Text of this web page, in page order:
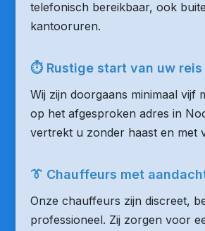
telefonisch bereikbaar, ook
kantooruren.
⏱ Rustige start van uw reis
Wij zijn doorgaans minimaal vijf
op het afgesproken adres in
vertrekt u zonder haast en met
👔 Chauffeurs met
Onze chauffeurs zijn discreet,
professioneel. Zij zorgen voor